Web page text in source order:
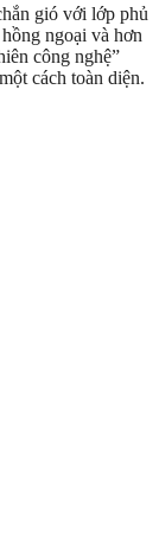
gió với lớp phủ
ngoại và hơn
công nghệ”
cách toàn diện.